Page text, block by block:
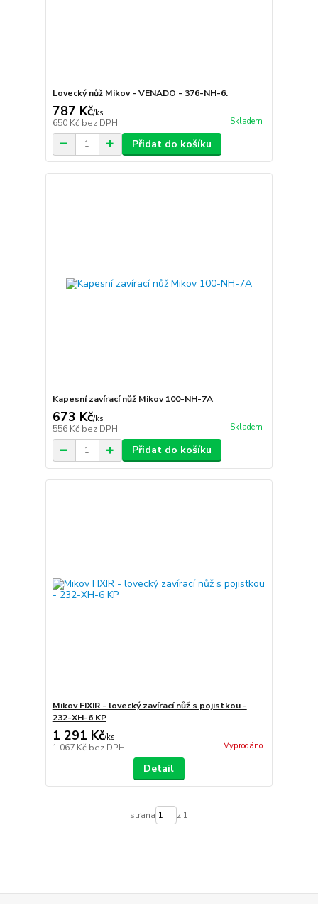
Lovecký nůž Mikov - VENADO - 376-NH-6.
787 Kč/ks
650 Kč bez DPH Skladem
Přidat do košíku
Kapesní zavírací nůž Mikov 100-NH-7A
673 Kč/ks
556 Kč bez DPH Skladem
Přidat do košíku
Mikov FIXIR - lovecký zavírací nůž s pojistkou -
232-XH-6 KP
1 291 Kč/ks
1 067 Kč bez DPH Vyprodáno
Detail
strana z 1